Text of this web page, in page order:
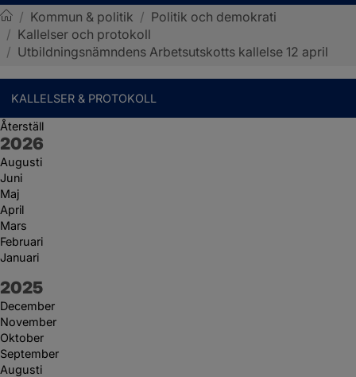
Sotenäs kommun
/ Kommun & politik / Politik och demokrati
/ Kallelser och protokoll
/ Utbildningsnämndens Arbetsutskotts kallelse 12 april
KALLELSER & PROTOKOLL
Återställ
År:
2026
Augusti
Juni
Maj
April
Mars
Februari
Januari
År:
2025
December
November
Oktober
September
Augusti